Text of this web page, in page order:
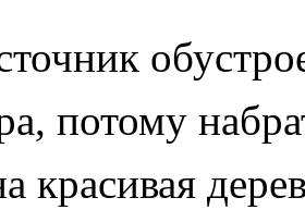
потому
красивая